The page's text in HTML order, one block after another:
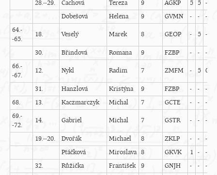
28.--29. Cachová Tereza 9 AGKP 5 5 -
Dobešová
Helena 9 GVMN - - -
64.-
-65.
18. Veselý Marek 8 GEOP - 5 -
30. Břindová Romana 9 FZBP - - -
66.-
-67.
12. Nykl Radim 7 ZMFM - 5 0
31. Hanzlová Kristýna 9 FZBP - - -
68.
13. Kaczmarczyk Michal 7 GCTE - - -
69.-
-72.
14. Gabriel Michal 7 GSTR - - -
19.--20. Dvořák Michael 8 ZKLP - - -
Ptáčková
Miroslava 8 GKVK 1 - -
32.
Růžička František 9 GNJH - - -